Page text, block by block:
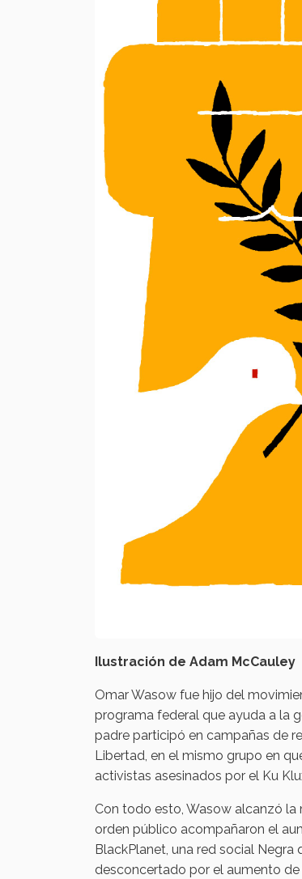
Ilustración de Adam McCauley
Omar Wasow fue hijo del
programa federal que ayuda a la
padre participó en campañas de
Libertad, en el mismo grupo en
activistas asesinados por el Ku
Con todo esto, Wasow alcanzó
orden público acompañaron el
BlackPlanet, una red social Negra
desconcertado por el aumento